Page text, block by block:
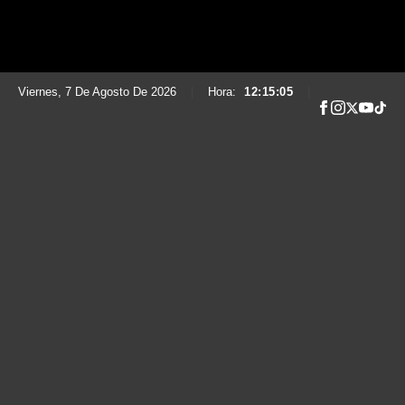
Viernes, 7 De Agosto De 2026 Hora: 12:15:06